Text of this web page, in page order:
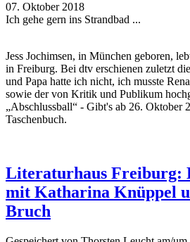
07. Oktober 2018
Ich gehe gern ins Strandbad ...
Jess Jochimsen, in München geboren,
in Freiburg. Bei dtv erschienen zuletzt
und Papa hatte ich nicht, ich musste
sowie der von Kritik und Publikum
„Abschlussball“ - Gibt's ab 26. Oktober
Taschenbuch.
Literaturhaus Freiburg:
mit Katharina Knüppel
Bruch